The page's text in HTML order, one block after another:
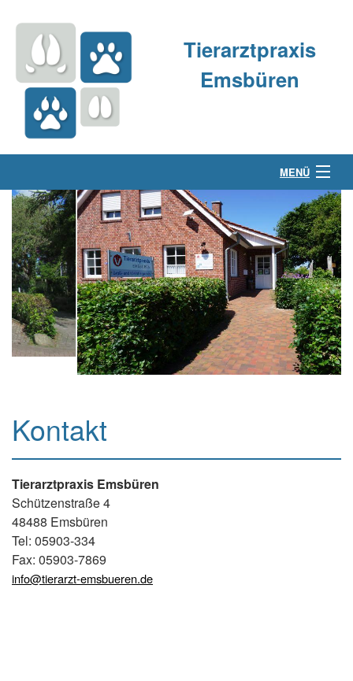
Tierarztpraxis
Emsbüren
MENÜ
Über uns
Kleintierpraxis
Großtierpraxis
Kontakt & Anfahrt
Kontakt
Tierarztpraxis Emsbüren
Schützenstraße 4
48488 Emsbüren
Tel: 05903-334
Fax: 05903-7869
info@tierarzt-emsbueren.de